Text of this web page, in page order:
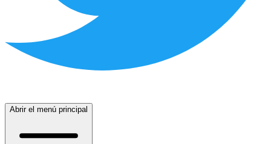
Abrir el menú principal